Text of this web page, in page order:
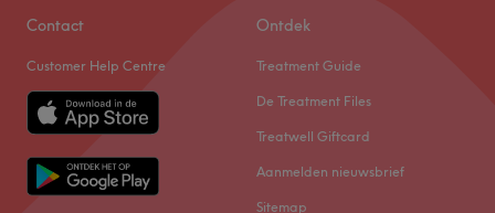
Contact
Customer Help Centre
Ontdek
Treatment Guide
De Treatment Files
Treatwell Giftcard
Aanmelden nieuwsbrief
Sitemap